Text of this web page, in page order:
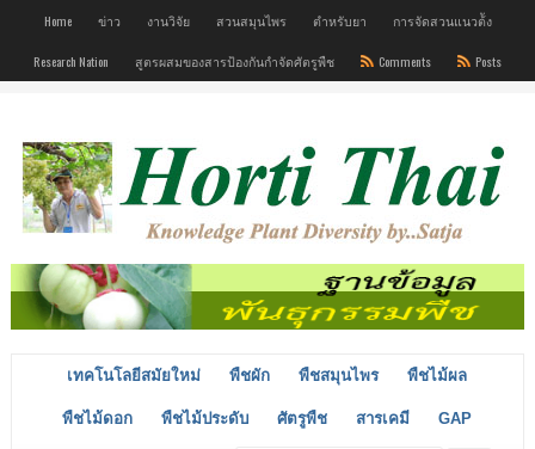
Home ข่าว งานวิจัย สวนสมุนไพร ตำหรับยา การจัดสวนแนวต้ัง
Research Nation สูตรผสมของสารป้องกันกำจัดศัตรูพืช Comments Posts
เทคโนโลยีสมัยใหม่ พืชผัก พืชสมุนไพร พืชไม้ผล
พืชไม้ดอก พืชไม้ประดับ ศัตรูพืช สารเคมี GAP